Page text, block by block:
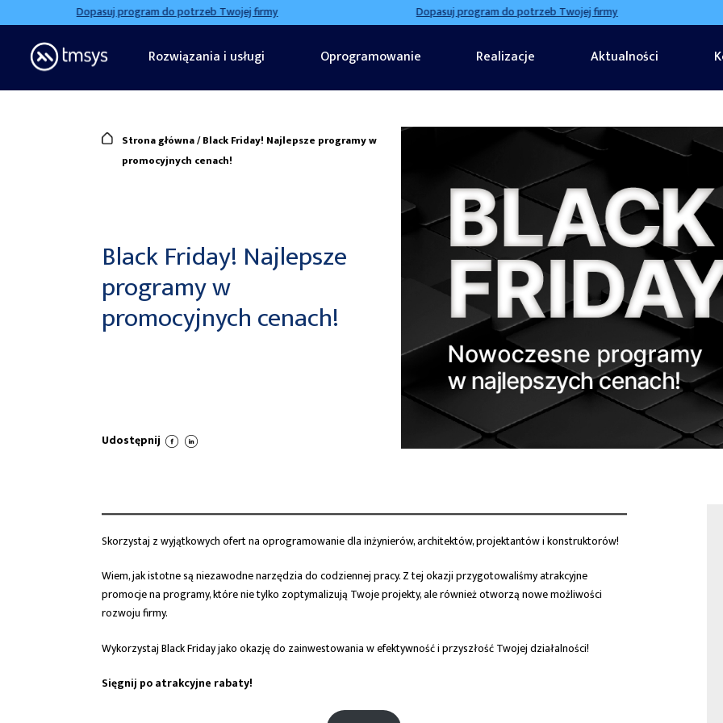
Dopasuj program do potrzeb Twojej firmy Dopasuj program do potrzeb Twojej firmy
Rozwiązania i usługi Oprogramowanie Realizacje Aktualności
Strona główna/Black Friday! Najlepsze programy w
promocyjnych cenach!
Black Friday! Najlepsze
programy w
promocyjnych cenach!
Udostępnij
Skorzystaj z wyjątkowych ofert na oprogramowanie dla inżynierów, architektów, projektantów i konstruktorów!
Wiem, jak istotne są niezawodne narzędzia do codziennej pracy. Z tej okazji przygotowaliśmy atrakcyjne
promocje na programy, które nie tylko zoptymalizują Twoje projekty, ale również otworzą nowe możliwości
rozwoju firmy.
Wykorzystaj Black Friday jako okazję do zainwestowania w efektywność i przyszłość Twojej działalności!
Sięgnij po atrakcyjne rabaty!